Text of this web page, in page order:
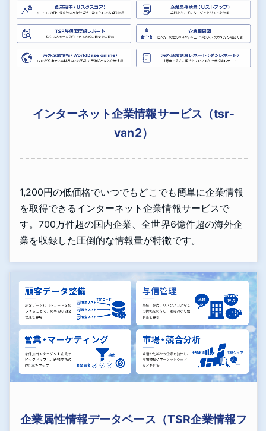
インターネット企業情報サービス（tsr-
van2）
1,200円の低価格でいつでもどこでも簡単に企業情報
を取得できるインターネット企業情報サービスで
す。700万件超の国内企業、全世界6億件超の海外企
業を収録した圧倒的な情報量が特徴です。
企業属性情報データベース（TSR企業情報フ